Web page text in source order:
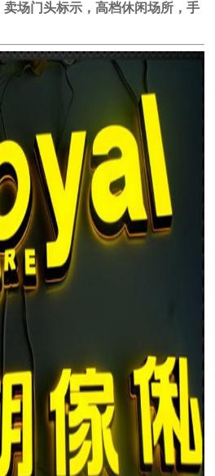
卖场门头标示，高档休闲场所，手